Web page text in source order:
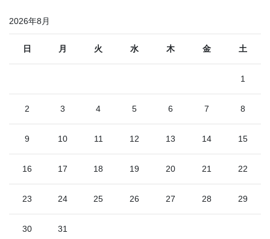
2026年8月
日 月 火 水 木 金 土
1
2 3 4 5 6 7 8
9 10 11 12 13 14 15
16 17 18 19 20 21 22
23 24 25 26 27 28 29
30 31